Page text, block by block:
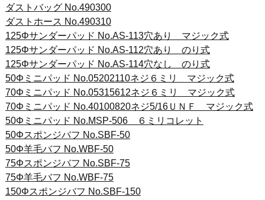
ダストバッグ No.490300
ダストホース No.490310
125Φサンダーパッド No.AS-113穴あり マジック式
125Φサンダーパッド No.AS-112穴あり のり式
125Φサンダーパッド No.AS-114穴なし のり式
50Φミニパッド No.05202110ネジ６ミリ マジック式
70Φミニパッド No.05315612ネジ６ミリ マジック式
70Φミニパッド No.40100820ネジ5/16ＵＮＦ マジック式
50Φミニパッド No.MSP-506 ６ミリコレット
50Φスポンジバフ No.SBF-50
50Φ羊毛バフ No.WBF-50
75Φスポンジバフ No.SBF-75
75Φ羊毛バフ No.WBF-75
150Φスポンジバフ No.SBF-150